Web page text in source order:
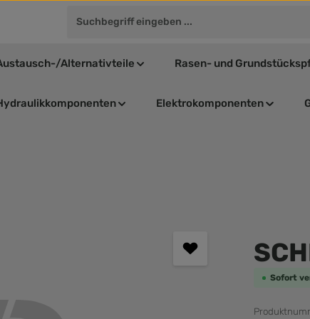
Alternativteile Rasen- und
Elektrokomponenten
Sofort